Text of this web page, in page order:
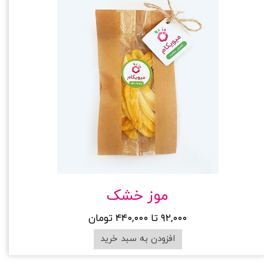
موز خشک
۹۲,۰۰۰ تا ۴۴۰,۰۰۰ تومان
افزودن به سبد خرید